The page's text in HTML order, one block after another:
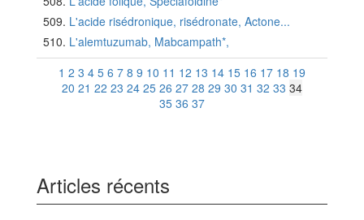
L'acide risédronique, risédronate, Actone...
L'alemtuzumab, Mabcampath*,
1 2 3 4 5 6 7 8 9 10 11 12 13 14 15 16 17 18 19
20 21 22 23 24 25 26 27 28 29 30 31 32 33 34
35 36 37
Articles récents